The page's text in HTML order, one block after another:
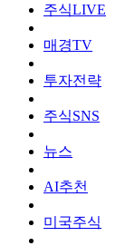
주식LIVE
매경TV
투자전략
주식SNS
뉴스
AI추천
미국주식